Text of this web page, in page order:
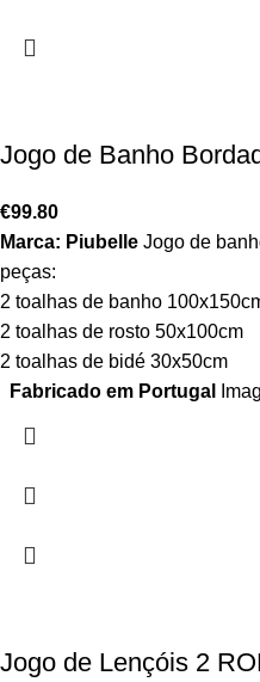
Jogo de Banho
€99.80
Marca: Piubelle Jogo de
peças:
2 toalhas de banho
2 toalhas de rosto 50x100cm
2 toalhas de bidé 30x50cm
Fabricado em Portugal
Jogo de Lençóis 2